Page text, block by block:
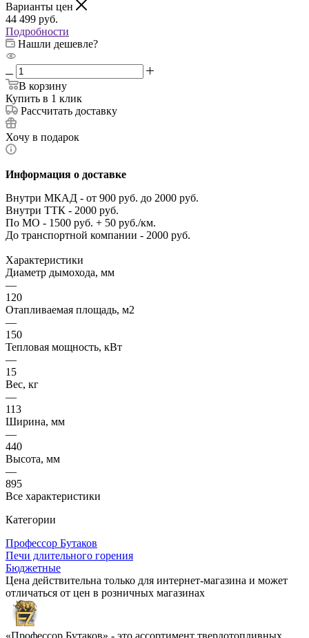
Варианты цен
44 499 руб.
Подробности
Нашли дешевле?
В корзину
Купить в 1 клик
Рассчитать доставку
Хочу в подарок
Информация о доставке
Внутри МКАД - от 900 руб. до 2000 руб.
Внутри ТТК - 2000 руб.
По МО - 1500 руб. + 50 руб./км.
До транспортной компании - 2000 руб.
Характеристики
Диаметр дымохода, мм
—
120
Отапливаемая площадь, м2
—
150
Тепловая мощность, кВт
—
15
Вес, кг
—
113
Ширина, мм
—
440
Высота, мм
—
895
Все характеристики
Категории
Профессор Бутаков
Печи длительного горения
Бюджетные
Цена действительна только для интернет-магазина и может
отличаться от цен в розничных магазинах